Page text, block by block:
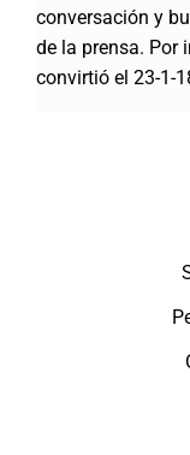
conversación y
de la prensa. Por
convirtió el 23-1-